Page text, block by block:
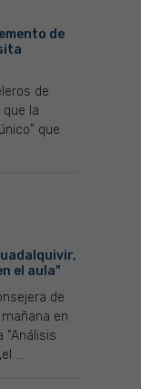
de
de
que la
que
el aula"
de
en
"Análisis
...